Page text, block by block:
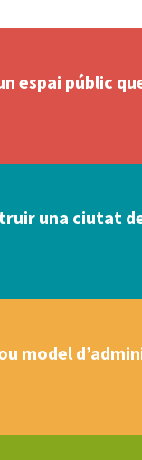
espai públic
una ciutat
model